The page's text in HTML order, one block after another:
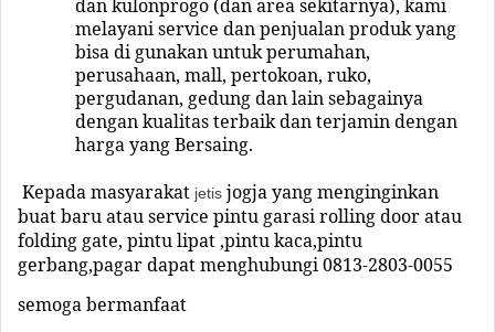
dan kulonprogo (dan area sekitarnya), kami
melayani service dan penjualan produk yang
bisa di gunakan untuk perumahan,
perusahaan, mall, pertokoan, ruko,
pergudanan, gedung dan lain sebagainya
dengan kualitas terbaik dan terjamin dengan
harga yang Bersaing.
Kepada masyarakat jetis jogja yang menginginkan
buat baru atau service pintu garasi rolling door atau
folding gate, pintu lipat ,pintu kaca,pintu
gerbang,pagardapat menghubungi0813-2803-0055
semoga bermanfaat